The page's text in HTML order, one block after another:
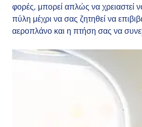
φορές, μπορεί απλώς να χρειαστεί
πύλη μέχρι να σας ζητηθεί να
αεροπλάνο και η πτήση σας να